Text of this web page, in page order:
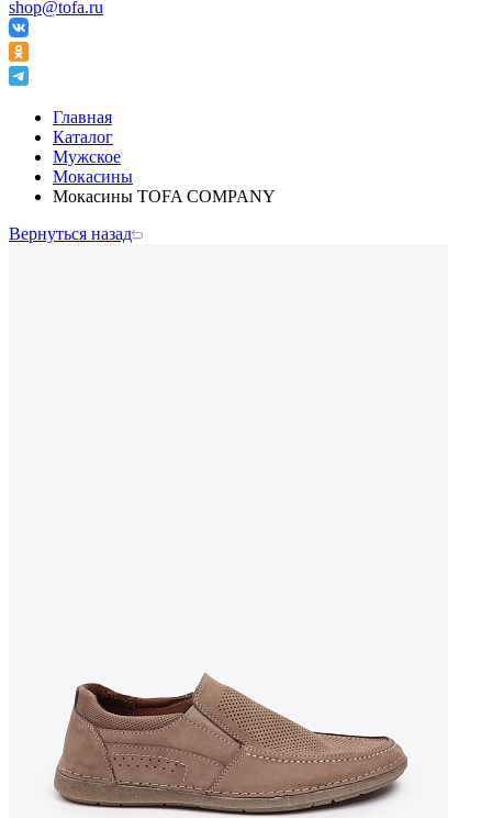
shop@tofa.ru
Главная
Каталог
Мужское
Мокасины
Мокасины TOFA COMPANY
Вернуться назад